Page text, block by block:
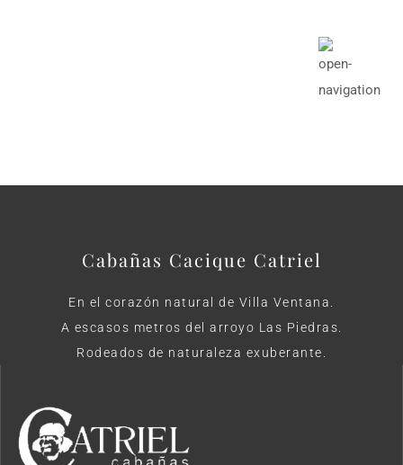
Cabañas Cacique Catriel
En el corazón natural de Villa Ventana.
A escasos metros del arroyo Las Piedras.
Rodeados de naturaleza exuberante.